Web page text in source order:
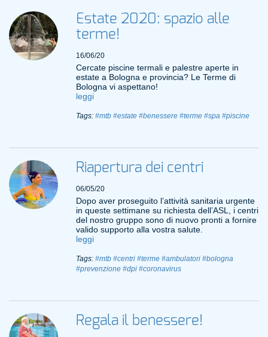
Estate 2020: spazio alle
terme!
16/06/20
Cercate piscine termali e palestre aperte in
estate a Bologna e provincia? Le Terme di
Bologna vi aspettano!
leggi
Tags: #mtb #estate #benessere #terme #spa #piscine
Riapertura dei centri
06/05/20
Dopo aver proseguito l’attività sanitaria urgente
in queste settimane su richiesta dell’ASL, i centri
del nostro gruppo sono di nuovo pronti a fornire
valido supporto alla vostra salute.
leggi
Tags: #mtb #centri #terme #ambulatori #bologna
#prevenzione #dpi #coronavirus
Regala il benessere!